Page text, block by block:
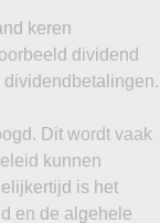
keren
dividend
Dit wordt vaak
kunnen
is het
en de algehele